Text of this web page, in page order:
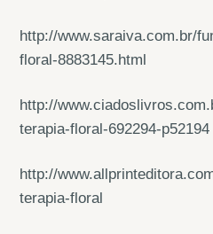
http://www.saraiva.com.br/
floral-8883145.html
http://
terapia-floral-692294-p52194
http://
terapia-floral